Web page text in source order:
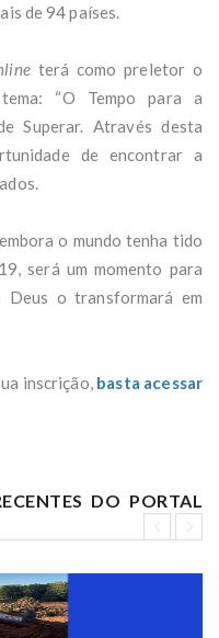
de 94 países.
terá como preletor o
“O Tempo para a
Superar. Através desta
de encontrar a
o mundo tenha tido
será um momento para
Deus o transformará em
inscrição, basta acessar
DO PORTAL